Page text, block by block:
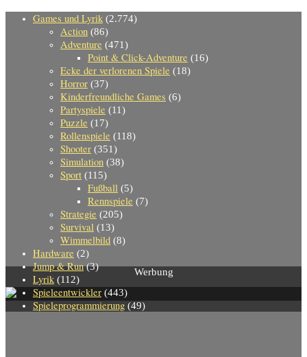
Games und Lyrik (2.774)
Action (86)
Adventure (471)
Point & Click-Adventure (16)
Ecke der verlorenen Spiele (18)
Horror (37)
Kinderfreundliche Games (6)
Partyspiele (11)
Puzzle (17)
Rollenspiele (118)
Shooter (351)
Simulation (38)
Sport (115)
Fußball (5)
Rennspiele (7)
Strategie (205)
Survival (13)
Wimmelbild (8)
Hardware (2)
Jump & Run(3)
Lyrik (112)
Spieleentwickler (443)
Spieleprogrammierung (49)
Werbung